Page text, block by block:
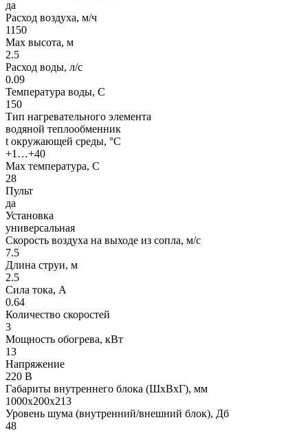
да
Расход воздуха, м/ч
1150
Max высота, м
2.5
Расход воды, л/с
0.09
Температура воды, C
150
Тип нагревательного элемента
водяной теплообменник
t окружающей среды, °C
+1…+40
Max температура, C
28
Пульт
да
Установка
универсальная
Скорость воздуха на выходе из сопла, м/с
7.5
Длина струи, м
2.5
Сила тока, A
0.64
Количество скоростей
3
Мощность обогрева, кВт
13
Напряжение
220 В
Габариты внутреннего блока (ШхВхГ), мм
1000х200х213
Уровень шума (внутренний/внешний блок), Дб
48